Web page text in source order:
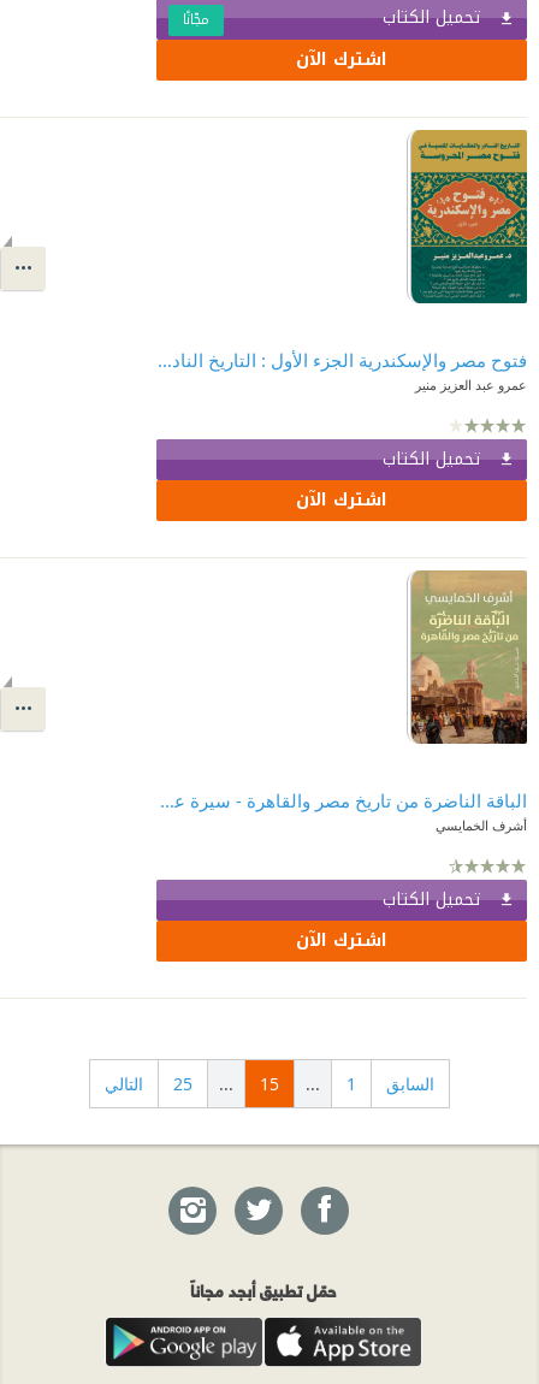
تحميل الكتاب مجّانًا
اشترك الآن
فتوح مصر والإسكندرية الجزء الأول : التاريخ النادر والحكايات المنسية في فتوح مصر المحروسة
عمرو عبد العزيز منير
تحميل الكتاب
اشترك الآن
الباقة الناضرة من تاريخ مصر والقاهرة - سيرة عرب أقدمين
أشرف الخمايسي
تحميل الكتاب
اشترك الآن
السابق 1
...
15
...
25 التالي
حمّل تطبيق أبجد مجاناً